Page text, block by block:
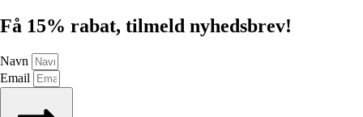
Få 15% rabat, tilmeld nyhedsbrev!
Navn
Email